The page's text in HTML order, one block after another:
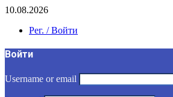
10.08.2026
Рег. / Войти
Войти
Username or email